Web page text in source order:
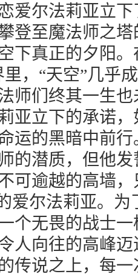
爱尔法莉亚立
登至魔法师之
下真正的夕阳
，“天空”几乎
师们终其一生
亚立下的承诺
运的黑暗中前
的潜质，但他
可逾越的高墙
爱尔法莉亚。
个无畏的战士
人向往的高峰
传说之上，每